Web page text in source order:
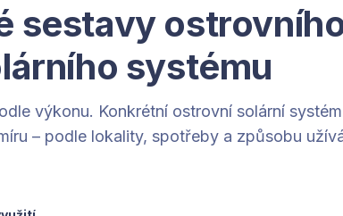
sestavy
systému
výkonu. Konkrétní ostrovní solární
– podle lokality, spotřeby a způsobu